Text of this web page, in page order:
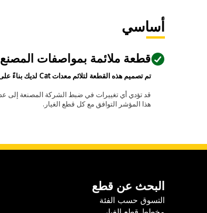
أساسي
قطعة ملائمة بمواصفات المصنع
تم تصميم هذه القطعة لتلائم معدات Cat لديك بناءً على مواصفات الشركة المصنعة.
هذا المؤشر التوافق مع كل قطع الغيار.
البحث عن قطع
التسوق حسب الفئة